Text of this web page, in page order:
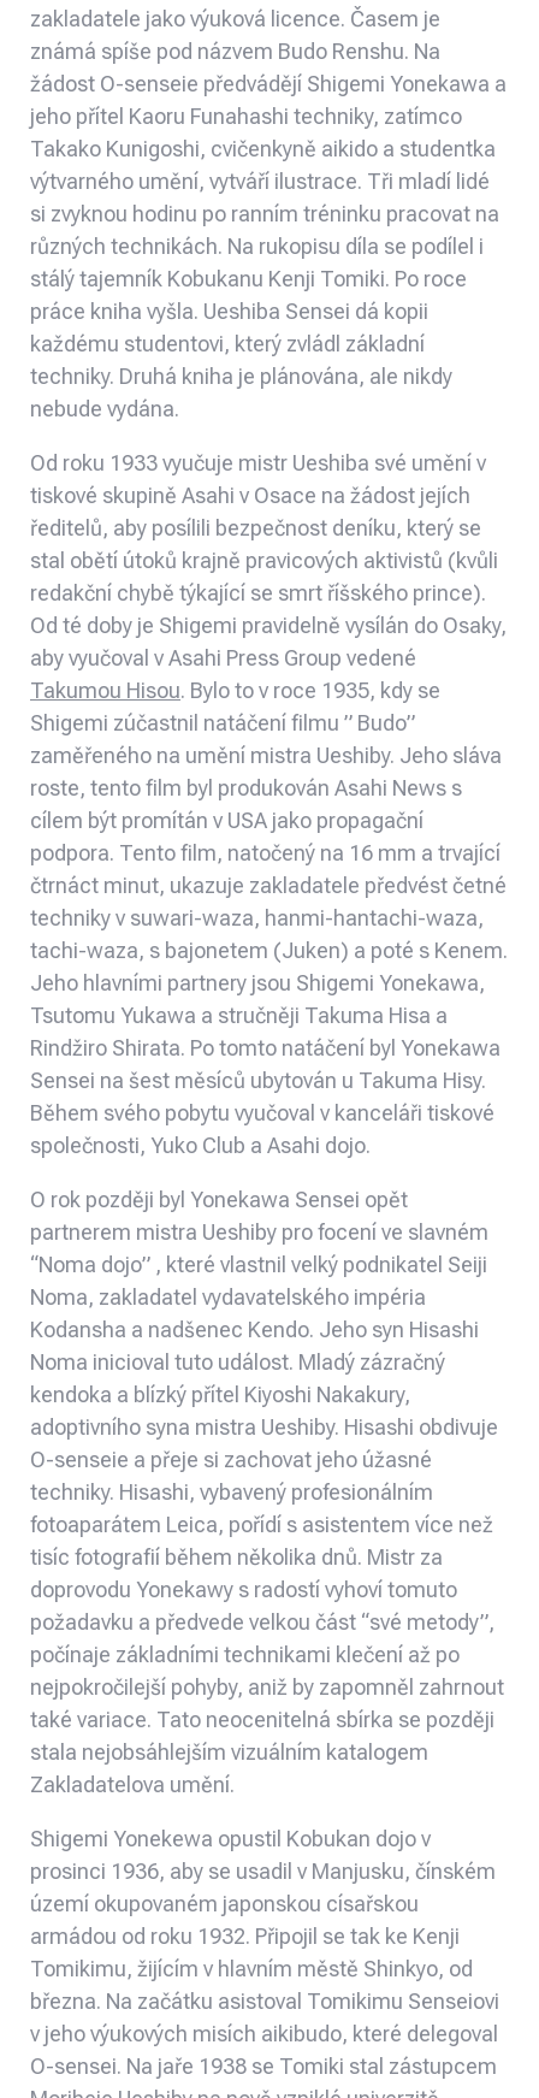
zakladatele jako výuková licence. Časem je
známá spíše pod názvem Budo Renshu. Na
žádost O-senseie předvádějí Shigemi Yonekawa a
jeho přítel Kaoru Funahashi techniky, zatímco
Takako Kunigoshi, cvičenkyně aikido a studentka
výtvarného umění, vytváří ilustrace. Tři mladí lidé
si zvyknou hodinu po ranním tréninku pracovat na
různých technikách. Na rukopisu díla se podílel i
stálý tajemník Kobukanu Kenji Tomiki. Po roce
práce kniha vyšla. Ueshiba Sensei dá kopii
každému studentovi, který zvládl základní
techniky. Druhá kniha je plánována, ale nikdy
nebude vydána.
Od roku 1933 vyučuje mistr Ueshiba své umění v
tiskové skupině Asahi v Osace na žádost jejích
ředitelů, aby posílili bezpečnost deníku, který se
stal obětí útoků krajně pravicových aktivistů (kvůli
redakční chybě týkající se smrt říšského prince).
Od té doby je Shigemi pravidelně vysílán do Osaky,
aby vyučoval v Asahi Press Group vedené
Takumou Hisou. Bylo to v roce 1935, kdy se
Shigemi zúčastnil natáčení filmu ” Budo”
zaměřeného na umění mistra Ueshiby. Jeho sláva
roste, tento film byl produkován Asahi News s
cílem být promítán v USA jako propagační
podpora. Tento film, natočený na 16 mm a trvající
čtrnáct minut, ukazuje zakladatele předvést četné
techniky v suwari-waza, hanmi-hantachi-waza,
tachi-waza, s bajonetem (Juken) a poté s Kenem.
Jeho hlavními partnery jsou Shigemi Yonekawa,
Tsutomu Yukawa a stručněji Takuma Hisa a
Rindžiro Shirata. Po tomto natáčení byl Yonekawa
Sensei na šest měsíců ubytován u Takuma Hisy.
Během svého pobytu vyučoval v kanceláři tiskové
společnosti, Yuko Club a Asahi dojo.
O rok později byl Yonekawa Sensei opět
partnerem mistra Ueshiby pro focení ve slavném
“Noma dojo” , které vlastnil velký podnikatel Seiji
Noma, zakladatel vydavatelského impéria
Kodansha a nadšenec Kendo. Jeho syn Hisashi
Noma inicioval tuto událost. Mladý zázračný
kendoka a blízký přítel Kiyoshi Nakakury,
adoptivního syna mistra Ueshiby. Hisashi obdivuje
O-senseie a přeje si zachovat jeho úžasné
techniky. Hisashi, vybavený profesionálním
fotoaparátem Leica, pořídí s asistentem více než
tisíc fotografií během několika dnů. Mistr za
doprovodu Yonekawy s radostí vyhoví tomuto
požadavku a předvede velkou část “své metody”,
počínaje základními technikami klečení až po
nejpokročilejší pohyby, aniž by zapomněl zahrnout
také variace. Tato neocenitelná sbírka se později
stala nejobsáhlejším vizuálním katalogem
Zakladatelova umění.
Shigemi Yonekewa opustil Kobukan dojo v
prosinci 1936, aby se usadil v Manjusku, čínském
území okupovaném japonskou císařskou
armádou od roku 1932. Připojil se tak ke Kenji
Tomikimu, žijícím v hlavním městě Shinkyo, od
března. Na začátku asistoval Tomikimu Senseiovi
v jeho výukových misích aikibudo, které delegoval
O-sensei. Na jaře 1938 se Tomiki stal zástupcem